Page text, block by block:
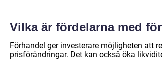
Vilka är fördelarna med
Förhandel ger investerare möjligheten att
prisförändringar. Det kan också öka